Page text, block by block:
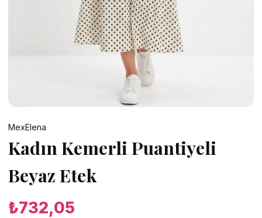
MexElena
Kadın Kemerli Puantiyeli
Beyaz Etek
₺732,05